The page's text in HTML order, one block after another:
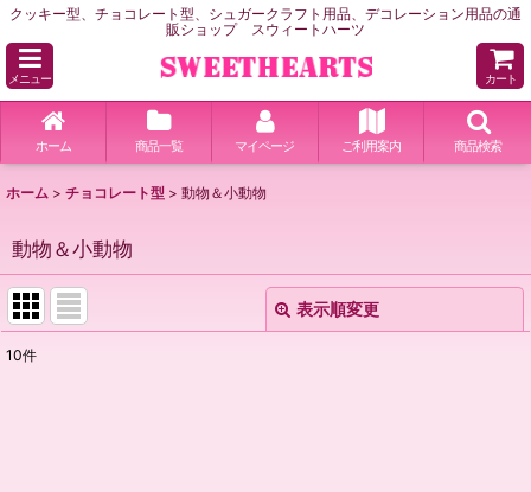
クッキー型、チョコレート型、シュガークラフト用品、デコレーション用品の通
販ショップ スウィートハーツ
メニュー カート
ホーム 商品一覧 マイページ ご利用案内 商品検索
ホーム > チョコレート型 > 動物＆小動物
動物＆小動物
表示順変更
10件